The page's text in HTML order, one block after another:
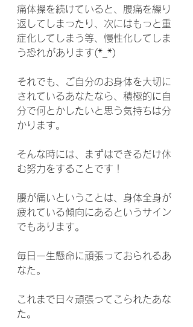
痛体操を続けていると、腰痛を繰り
返してしまったり、次にはもっと重
症化してしまう等、慢性化してしま
う恐れがあります(*_*)
それでも、ご自分のお身体を大切に
されているあなたなら、積極的に自
分で何とかしたいと思う気持ちは分
かります。
そんな時には、まずはできるだけ休
む努力をすることです！
腰が痛いということは、身体全身が
疲れている傾向にあるというサイン
でもあります。
毎日一生懸命に頑張っておられるあ
なた。
これまで日々頑張ってこられたあな
た。